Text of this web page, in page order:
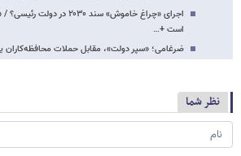
اجرای «چراغ خاموش» سند
است +…
ضرغامی؛ «سپر دولت»، مقابل حملات محافظه‌کاران
نظر شما